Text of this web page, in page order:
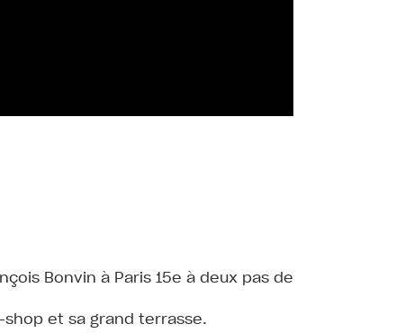
Bonvin à Paris 15e à deux pas de
et sa grand terrasse.